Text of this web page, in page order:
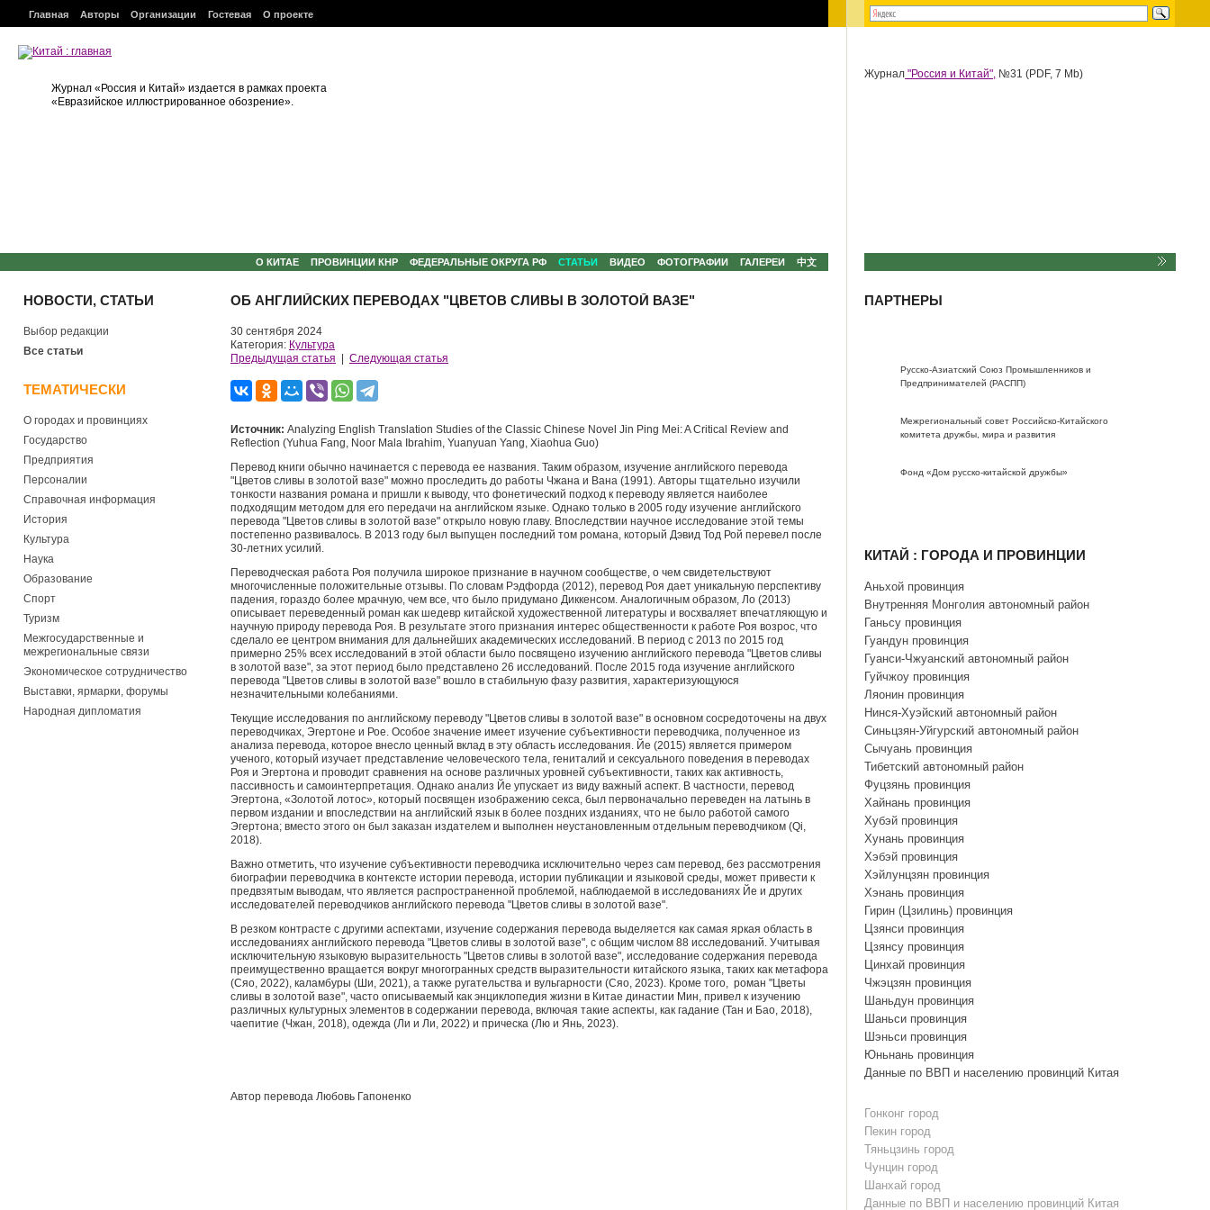
Главная Авторы Организации Гостевая О проекте
Журнал «Россия и Китай» издается в рамках проекта
«Евразийское иллюстрированное обозрение».
О КИТАЕ ПРОВИНЦИИ КНР ФЕДЕРАЛЬНЫЕ ОКРУГА РФ СТАТЬИ ВИДЕО ФОТОГРАФИИ ГАЛЕРЕИ 中文
НОВОСТИ, СТАТЬИ
Выбор редакции
Все статьи
ТЕМАТИЧЕСКИ
О городах и провинциях
Государство
Предприятия
Персоналии
Справочная информация
История
Культура
Наука
Образование
Спорт
Туризм
Межгосударственные и
межрегиональные связи
Экономическое сотрудничество
Выставки, ярмарки, форумы
Народная дипломатия
ОБ АНГЛИЙСКИХ ПЕРЕВОДАХ "ЦВЕТОВ СЛИВЫ В ЗОЛОТОЙ ВАЗЕ"
30 сентября 2024
Категория: Культура
Предыдущая статья
Следующая статья
Источник: Analyzing English Translation Studies of the Classic Chinese Novel Jin Ping Mei: A Critical Review and
Reflection (Yuhua Fang, Noor Mala Ibrahim, Yuanyuan Yang, Xiaohua Guo)
Перевод книги обычно начинается с перевода ее названия. Таким образом, изучение английского перевода
"Цветов сливы в золотой вазе" можно проследить до работы Чжана и Вана (1991). Авторы тщательно изучили
тонкости названия романа и пришли к выводу, что фонетический подход к переводу является наиболее
подходящим методом для его передачи на английском языке. Однако только в 2005 году изучение английского
перевода "Цветов сливы в золотой вазе" открыло новую главу. Впоследствии научное исследование этой темы
постепенно развивалось. В 2013 году был выпущен последний том романа, который Дэвид Тод Рой перевел после
30-летних усилий.
Переводческая работа Роя получила широкое признание в научном сообществе, о чем свидетельствуют
многочисленные положительные отзывы. По словам Рэдфорда (2012), перевод Роя дает уникальную перспективу
падения, гораздо более мрачную, чем все, что было придумано Диккенсом. Аналогичным образом, Ло (2013)
описывает переведенный роман как шедевр китайской художественной литературы и восхваляет впечатляющую и
научную природу перевода Роя. В результате этого признания интерес общественности к работе Роя возрос, что
сделало ее центром внимания для дальнейших академических исследований. В период с 2013 по 2015 год
примерно 25% всех исследований в этой области было посвящено изучению английского перевода "Цветов сливы
в золотой вазе", за этот период было представлено 26 исследований. После 2015 года изучение английского
перевода "Цветов сливы в золотой вазе" вошло в стабильную фазу развития, характеризующуюся
незначительными колебаниями.
Текущие исследования по английскому переводу "Цветов сливы в золотой вазе" в основном сосредоточены на двух
переводчиках, Эгертоне и Рое. Особое значение имеет изучение субъективности переводчика, полученное из
анализа перевода, которое внесло ценный вклад в эту область исследования. Йе (2015) является примером
ученого, который изучает представление человеческого тела, гениталий и сексуального поведения в переводах
Роя и Эгертона и проводит сравнения на основе различных уровней субъективности, таких как активность,
пассивность и самоинтерпретация. Однако анализ Йе упускает из виду важный аспект. В частности, перевод
Эгертона, «Золотой лотос», который посвящен изображению секса, был первоначально переведен на латынь в
первом издании и впоследствии на английский язык в более поздних изданиях, что не было работой самого
Эгертона; вместо этого он был заказан издателем и выполнен неустановленным отдельным переводчиком (Qi,
2018).
Важно отметить, что изучение субъективности переводчика исключительно через сам перевод, без рассмотрения
биографии переводчика в контексте истории перевода, истории публикации и языковой среды, может привести к
предвзятым выводам, что является распространенной проблемой, наблюдаемой в исследованиях Йе и других
исследователей переводчиков английского перевода "Цветов сливы в золотой вазе".
В резком контрасте с другими аспектами, изучение содержания перевода выделяется как самая яркая область в
исследованиях английского перевода "Цветов сливы в золотой вазе", с общим числом 88 исследований. Учитывая
исключительную языковую выразительность "Цветов сливы в золотой вазе", исследование содержания перевода
преимущественно вращается вокруг многогранных средств выразительности китайского языка, таких как метафора
(Сяо, 2022), каламбуры (Ши, 2021), а также ругательства и вульгарности (Сяо, 2023). Кроме того, роман "Цветы
сливы в золотой вазе", часто описываемый как энциклопедия жизни в Китае династии Мин, привел к изучению
различных культурных элементов в содержании перевода, включая такие аспекты, как гадание (Тан и Бао, 2018),
чаепитие (Чжан, 2018), одежда (Ли и Ли, 2022) и прическа (Лю и Янь, 2023).
Автор перевода Любовь Гапоненко
Журнал "Россия и Китай", №31 (PDF, 7 Mb)
ПАРТНЕРЫ
Русско-Азиатский Союз Промышленников и
Предпринимателей (РАСПП)
Межрегиональный совет Российско-Китайского
комитета дружбы, мира и развития
Фонд «Дом русско-китайской дружбы»
КИТАЙ : ГОРОДА И ПРОВИНЦИИ
Аньхой провинция
Внутренняя Монголия автономный район
Ганьсу провинция
Гуандун провинция
Гуанси-Чжуанский автономный район
Гуйчжоу провинция
Ляонин провинция
Нинся-Хуэйский автономный район
Синьцзян-Уйгурский автономный район
Сычуань провинция
Тибетский автономный район
Фуцзянь провинция
Хайнань провинция
Хубэй провинция
Хунань провинция
Хэбэй провинция
Хэйлунцзян провинция
Хэнань провинция
Гирин (Цзилинь) провинция
Цзянси провинция
Цзянсу провинция
Цинхай провинция
Чжэцзян провинция
Шаньдун провинция
Шаньси провинция
Шэньси провинция
Юньнань провинция
Данные по ВВП и населению провинций Китая
Гонконг город
Пекин город
Тяньцзинь город
Чунцин город
Шанхай город
Данные по ВВП и населению провинций Китая